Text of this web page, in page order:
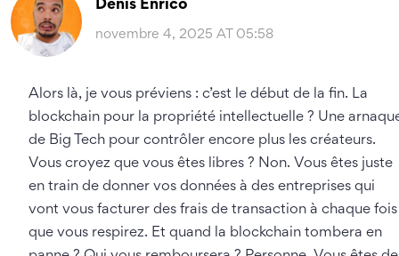
Denis Enrico
novembre 4, 2025 AT 05:58
Alors là, je vous préviens : c’est le début de la fin. La
blockchain pour la propriété intellectuelle ? Une
de Big Tech pour contrôler encore plus les créateurs.
Vous croyez que vous êtes libres ? Non. Vous êtes juste
en train de donner vos données à des entreprises qui
vont vous facturer des frais de transaction à chaque fois
que vous respirez. Et quand la blockchain tombera en